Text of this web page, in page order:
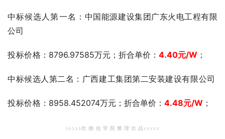
中标候选人第一名： 中国能源建设集团广东火电工程有限
公司
投标价格 ：8796.97585万元；折合单价：4.40元/W ；
中标候选人第二名：广西建工集团第二安装建设有限公司
投标价格 ：8958.452074万元；折合单价：4.48元/W ；
>>>>>坎 德 拉 学 院 整 理 出 品<<<<<